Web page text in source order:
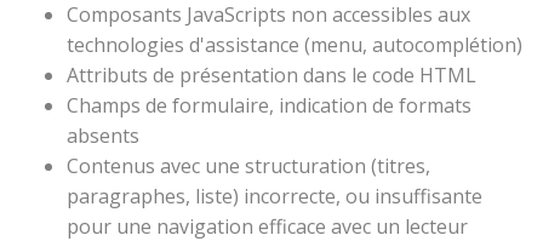
Composants JavaScripts non accessibles aux
technologies d'assistance (menu, autocomplétion)
Attributs de présentation dans le code HTML
Champs de formulaire, indication de formats
absents
Contenus avec une structuration (titres,
paragraphes, liste) incorrecte, ou insuffisante
pour une navigation efficace avec un lecteur